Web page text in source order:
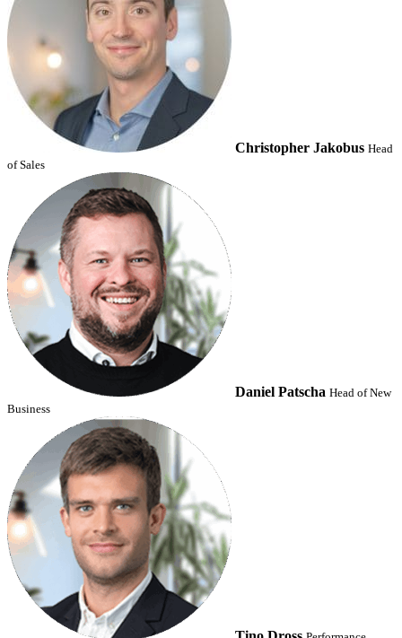
Christopher Jakobus Head
of Sales
Daniel Patscha Head of New
Business